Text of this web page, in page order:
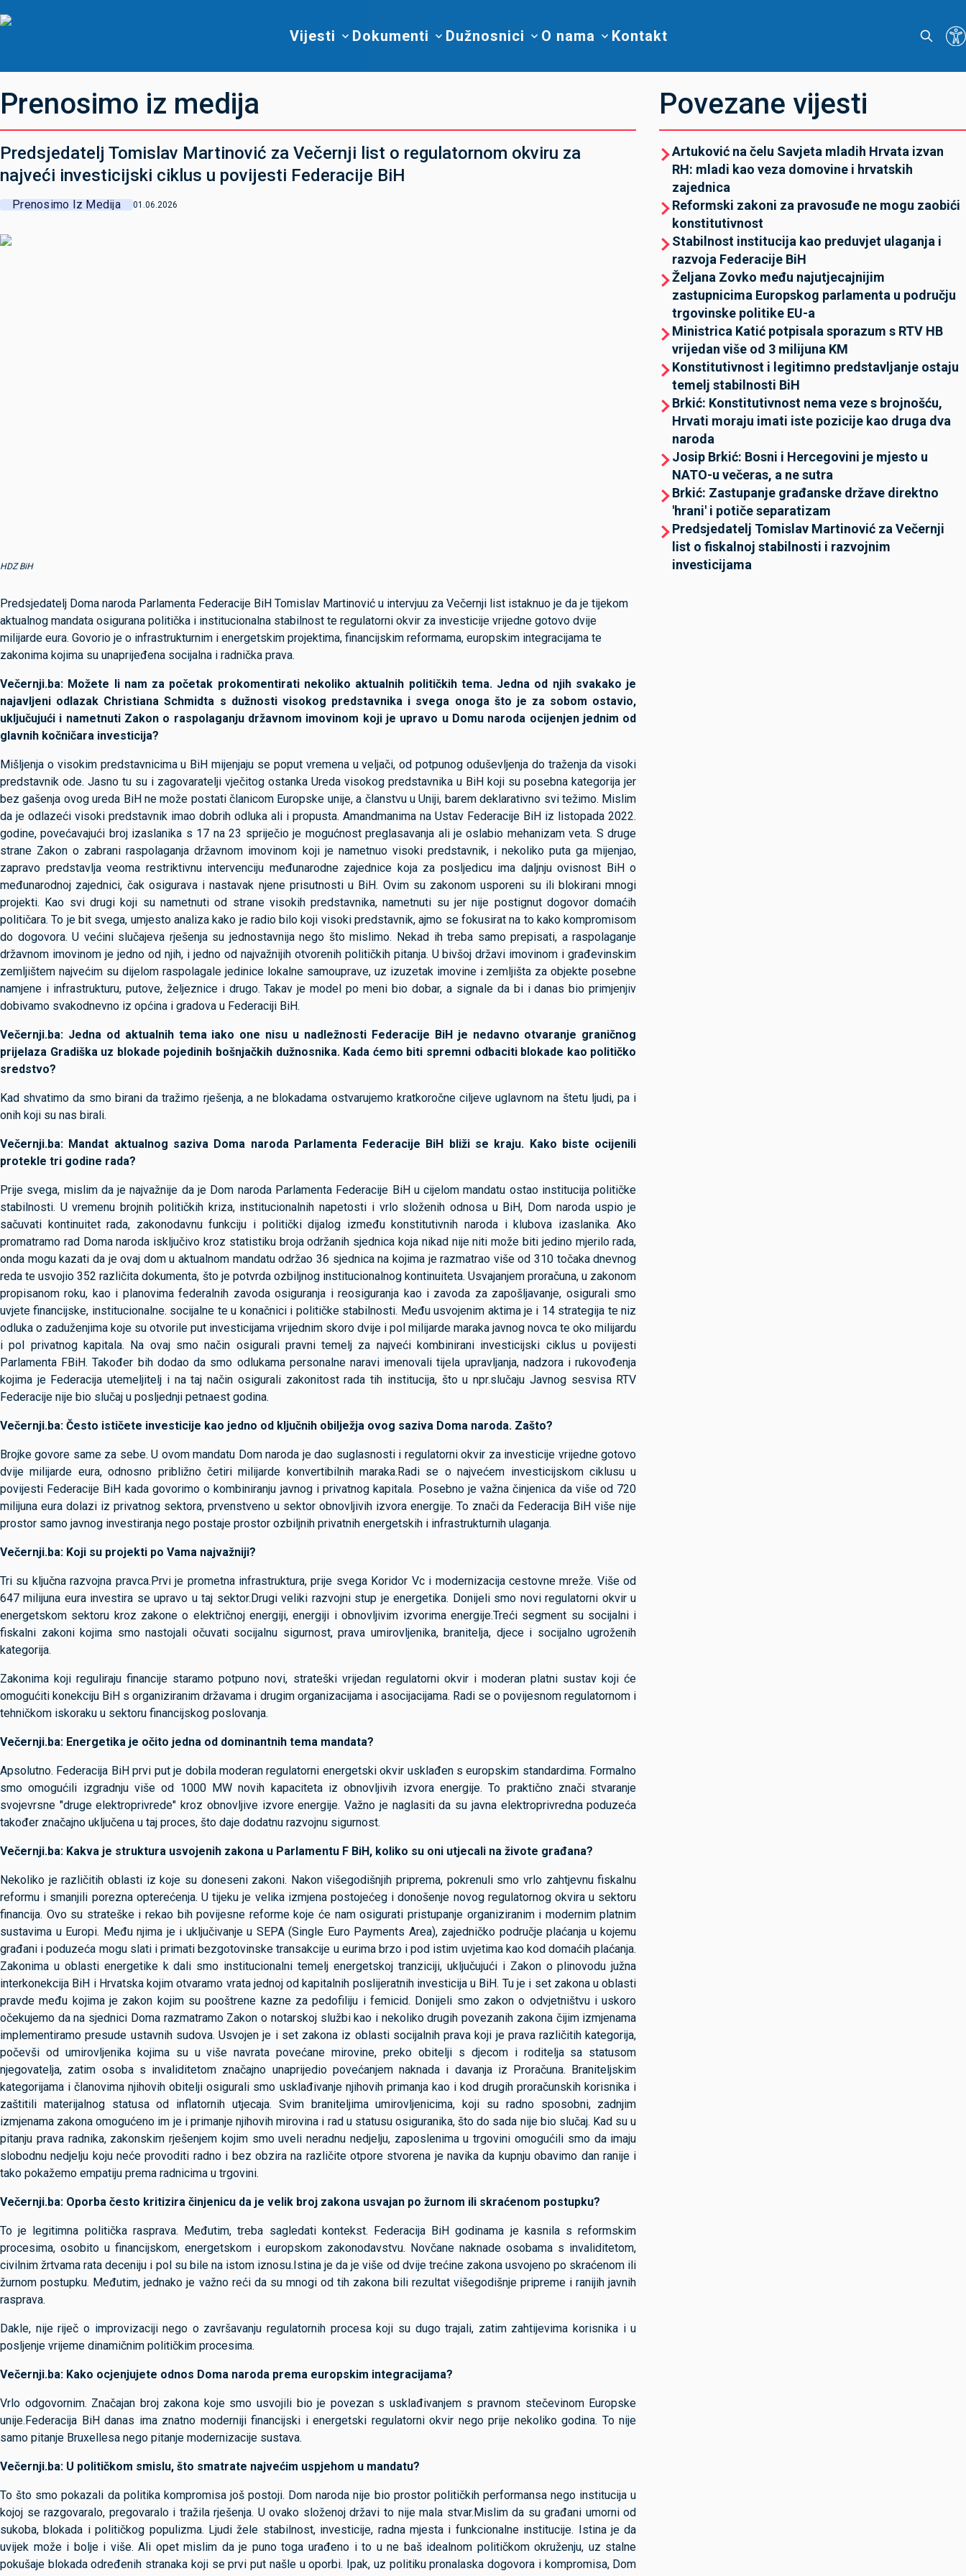
Vijesti Dokumenti Dužnosnici O nama Kontakt
Prenosimo iz medija
Predsjedatelj Tomislav Martinović za Večernji list o regulatornom okviru za
najveći investicijski ciklus u povijesti Federacije BiH
Prenosimo Iz Medija 01.06.2026
HDZ BiH
Predsjedatelj Doma naroda Parlamenta Federacije BiH Tomislav Martinović u intervjuu za Večernji list istaknuo je da je tijekom
aktualnog mandata osigurana politička i institucionalna stabilnost te regulatorni okvir za investicije vrijedne gotovo dvije
milijarde eura. Govorio je o infrastrukturnim i energetskim projektima, financijskim reformama, europskim integracijama te
zakonima kojima su unaprijeđena socijalna i radnička prava.
Večernji.ba: Možete li nam za početak prokomentirati nekoliko aktualnih političkih tema. Jedna od njih svakako je
najavljeni odlazak Christiana Schmidta s dužnosti visokog predstavnika i svega onoga što je za sobom ostavio,
uključujući i nametnuti Zakon o raspolaganju državnom imovinom koji je upravo u Domu naroda ocijenjen jednim od
glavnih kočničara investicija?
Mišljenja o visokim predstavnicima u BiH mijenjaju se poput vremena u veljači, od potpunog oduševljenja do traženja da visoki
predstavnik ode. Jasno tu su i zagovaratelji vječitog ostanka Ureda visokog predstavnika u BiH koji su posebna kategorija jer
bez gašenja ovog ureda BiH ne može postati članicom Europske unije, a članstvu u Uniji, barem deklarativno svi težimo. Mislim
da je odlazeći visoki predstavnik imao dobrih odluka ali i propusta. Amandmanima na Ustav Federacije BiH iz listopada 2022.
godine, povećavajući broj izaslanika s 17 na 23 spriječio je mogućnost preglasavanja ali je oslabio mehanizam veta. S druge
strane Zakon o zabrani raspolaganja državnom imovinom koji je nametnuo visoki predstavnik, i nekoliko puta ga mijenjao,
zapravo predstavlja veoma restriktivnu intervenciju međunarodne zajednice koja za posljedicu ima daljnju ovisnost BiH o
međunarodnoj zajednici, čak osigurava i nastavak njene prisutnosti u BiH. Ovim su zakonom usporeni su ili blokirani mnogi
projekti. Kao svi drugi koji su nametnuti od strane visokih predstavnika, nametnuti su jer nije postignut dogovor domaćih
političara. To je bit svega, umjesto analiza kako je radio bilo koji visoki predstavnik, ajmo se fokusirat na to kako kompromisom
do dogovora. U većini slučajeva rješenja su jednostavnija nego što mislimo. Nekad ih treba samo prepisati, a raspolaganje
državnom imovinom je jedno od njih, i jedno od najvažnijih otvorenih političkih pitanja. U bivšoj državi imovinom i građevinskim
zemljištem najvećim su dijelom raspolagale jedinice lokalne samouprave, uz izuzetak imovine i zemljišta za objekte posebne
namjene i infrastrukturu, putove, željeznice i drugo. Takav je model po meni bio dobar, a signale da bi i danas bio primjenjiv
dobivamo svakodnevno iz općina i gradova u Federaciji BiH.
Večernji.ba: Jedna od aktualnih tema iako one nisu u nadležnosti Federacije BiH je nedavno otvaranje graničnog
prijelaza Gradiška uz blokade pojedinih bošnjačkih dužnosnika. Kada ćemo biti spremni odbaciti blokade kao političko
sredstvo?
Kad shvatimo da smo birani da tražimo rješenja, a ne blokadama ostvarujemo kratkoročne ciljeve uglavnom na štetu ljudi, pa i
onih koji su nas birali.
Večernji.ba: Mandat aktualnog saziva Doma naroda Parlamenta Federacije BiH bliži se kraju. Kako biste ocijenili
protekle tri godine rada?
Prije svega, mislim da je najvažnije da je Dom naroda Parlamenta Federacije BiH u cijelom mandatu ostao institucija političke
stabilnosti. U vremenu brojnih političkih kriza, institucionalnih napetosti i vrlo složenih odnosa u BiH, Dom naroda uspio je
sačuvati kontinuitet rada, zakonodavnu funkciju i politički dijalog između konstitutivnih naroda i klubova izaslanika. Ako
promatramo rad Doma naroda isključivo kroz statistiku broja održanih sjednica koja nikad nije niti može biti jedino mjerilo rada,
onda mogu kazati da je ovaj dom u aktualnom mandatu održao 36 sjednica na kojima je razmatrao više od 310 točaka dnevnog
reda te usvojio 352 različita dokumenta, što je potvrda ozbiljnog institucionalnog kontinuiteta. Usvajanjem proračuna, u zakonom
propisanom roku, kao i planovima federalnih zavoda osiguranja i reosiguranja kao i zavoda za zapošljavanje, osigurali smo
uvjete financijske, institucionalne. socijalne te u konačnici i političke stabilnosti. Među usvojenim aktima je i 14 strategija te niz
odluka o zaduženjima koje su otvorile put investicijama vrijednim skoro dvije i pol milijarde maraka javnog novca te oko milijardu
i pol privatnog kapitala. Na ovaj smo način osigurali pravni temelj za najveći kombinirani investicijski ciklus u povijesti
Parlamenta FBiH. Također bih dodao da smo odlukama personalne naravi imenovali tijela upravljanja, nadzora i rukovođenja
kojima je Federacija utemeljitelj i na taj način osigurali zakonitost rada tih institucija, što u npr.slučaju Javnog sesvisa RTV
Federacije nije bio slučaj u posljednji petnaest godina.
Večernji.ba: Često ističete investicije kao jedno od ključnih obilježja ovog saziva Doma naroda. Zašto?
Brojke govore same za sebe. U ovom mandatu Dom naroda je dao suglasnosti i regulatorni okvir za investicije vrijedne gotovo
dvije milijarde eura, odnosno približno četiri milijarde konvertibilnih maraka.Radi se o najvećem investicijskom ciklusu u
povijesti Federacije BiH kada govorimo o kombiniranju javnog i privatnog kapitala. Posebno je važna činjenica da više od 720
milijuna eura dolazi iz privatnog sektora, prvenstveno u sektor obnovljivih izvora energije. To znači da Federacija BiH više nije
prostor samo javnog investiranja nego postaje prostor ozbiljnih privatnih energetskih i infrastrukturnih ulaganja.
Večernji.ba: Koji su projekti po Vama najvažniji?
Tri su ključna razvojna pravca.Prvi je prometna infrastruktura, prije svega Koridor Vc i modernizacija cestovne mreže. Više od
647 milijuna eura investira se upravo u taj sektor.Drugi veliki razvojni stup je energetika. Donijeli smo novi regulatorni okvir u
energetskom sektoru kroz zakone o električnoj energiji, energiji i obnovljivim izvorima energije.Treći segment su socijalni i
fiskalni zakoni kojima smo nastojali očuvati socijalnu sigurnost, prava umirovljenika, branitelja, djece i socijalno ugroženih
kategorija.
Zakonima koji reguliraju financije staramo potpuno novi, strateški vrijedan regulatorni okvir i moderan platni sustav koji će
omogućiti konekciju BiH s organiziranim državama i drugim organizacijama i asocijacijama. Radi se o povijesnom regulatornom i
tehničkom iskoraku u sektoru financijskog poslovanja.
Večernji.ba: Energetika je očito jedna od dominantnih tema mandata?
Apsolutno. Federacija BiH prvi put je dobila moderan regulatorni energetski okvir usklađen s europskim standardima. Formalno
smo omogućili izgradnju više od 1000 MW novih kapaciteta iz obnovljivih izvora energije. To praktično znači stvaranje
svojevrsne "druge elektroprivrede" kroz obnovljive izvore energije. Važno je naglasiti da su javna elektroprivredna poduzeća
također značajno uključena u taj proces, što daje dodatnu razvojnu sigurnost.
Večernji.ba: Kakva je struktura usvojenih zakona u Parlamentu F BiH, koliko su oni utjecali na živote građana?
Nekoliko je različitih oblasti iz koje su doneseni zakoni. Nakon višegodišnjih priprema, pokrenuli smo vrlo zahtjevnu fiskalnu
reformu i smanjili porezna opterećenja. U tijeku je velika izmjena postojećeg i donošenje novog regulatornog okvira u sektoru
financija. Ovo su strateške i rekao bih povijesne reforme koje će nam osigurati pristupanje organiziranim i modernim platnim
sustavima u Europi. Među njima je i uključivanje u SEPA (Single Euro Payments Area), zajedničko područje plaćanja u kojemu
građani i poduzeća mogu slati i primati bezgotovinske transakcije u eurima brzo i pod istim uvjetima kao kod domaćih plaćanja.
Zakonima u oblasti energetike k dali smo institucionalni temelj energetskoj tranziciji, uključujući i Zakon o plinovodu južna
interkonekcija BiH i Hrvatska kojim otvaramo vrata jednoj od kapitalnih poslijeratnih investicija u BiH. Tu je i set zakona u oblasti
pravde među kojima je zakon kojim su pooštrene kazne za pedofiliju i femicid. Donijeli smo zakon o odvjetništvu i uskoro
očekujemo da na sjednici Doma razmatramo Zakon o notarskoj službi kao i nekoliko drugih povezanih zakona čijim izmjenama
implementiramo presude ustavnih sudova. Usvojen je i set zakona iz oblasti socijalnih prava koji je prava različitih kategorija,
počevši od umirovljenika kojima su u više navrata povećane mirovine, preko obitelji s djecom i roditelja sa statusom
njegovatelja, zatim osoba s invaliditetom značajno unaprijedio povećanjem naknada i davanja iz Proračuna. Braniteljskim
kategorijama i članovima njihovih obitelji osigurali smo usklađivanje njihovih primanja kao i kod drugih proračunskih korisnika i
zaštitili materijalnog statusa od inflatornih utjecaja. Svim braniteljima umirovljenicima, koji su radno sposobni, zadnjim
izmjenama zakona omogućeno im je i primanje njihovih mirovina i rad u statusu osiguranika, što do sada nije bio slučaj. Kad su u
pitanju prava radnika, zakonskim rješenjem kojim smo uveli neradnu nedjelju, zaposlenima u trgovini omogućili smo da imaju
slobodnu nedjelju koju neće provoditi radno i bez obzira na različite otpore stvorena je navika da kupnju obavimo dan ranije i
tako pokažemo empatiju prema radnicima u trgovini.
Večernji.ba: Oporba često kritizira činjenicu da je velik broj zakona usvajan po žurnom ili skraćenom postupku?
To je legitimna politička rasprava. Međutim, treba sagledati kontekst. Federacija BiH godinama je kasnila s reformskim
procesima, osobito u financijskom, energetskom i europskom zakonodavstvu. Novčane naknade osobama s invaliditetom,
civilnim žrtvama rata deceniju i pol su bile na istom iznosu.Istina je da je više od dvije trećine zakona usvojeno po skraćenom ili
žurnom postupku. Međutim, jednako je važno reći da su mnogi od tih zakona bili rezultat višegodišnje pripreme i ranijih javnih
rasprava.
Dakle, nije riječ o improvizaciji nego o završavanju regulatornih procesa koji su dugo trajali, zatim zahtijevima korisnika i u
posljenje vrijeme dinamičnim političkim procesima.
Večernji.ba: Kako ocjenjujete odnos Doma naroda prema europskim integracijama?
Vrlo odgovornim. Značajan broj zakona koje smo usvojili bio je povezan s usklađivanjem s pravnom stečevinom Europske
unije.Federacija BiH danas ima znatno moderniji financijski i energetski regulatorni okvir nego prije nekoliko godina. To nije
samo pitanje Bruxellesa nego pitanje modernizacije sustava.
Večernji.ba: U političkom smislu, što smatrate najvećim uspjehom u mandatu?
To što smo pokazali da politika kompromisa još postoji. Dom naroda nije bio prostor političkih performansa nego institucija u
kojoj se razgovaralo, pregovaralo i tražila rješenja. U ovako složenoj državi to nije mala stvar.Mislim da su građani umorni od
sukoba, blokada i političkog populizma. Ljudi žele stabilnost, investicije, radna mjesta i funkcionalne institucije. Istina je da
uvijek može i bolje i više. Ali opet mislim da je puno toga urađeno i to u ne baš idealnom političkom okruženju, uz stalne
pokušaje blokada određenih stranaka koji se prvi put našle u oporbi. Ipak, uz politiku pronalaska dogovora i kompromisa, Dom
Povezane vijesti
Artuković na čelu Savjeta mladih Hrvata izvan
RH: mladi kao veza domovine i hrvatskih
zajednica
Reformski zakoni za pravosuđe ne mogu zaobići
konstitutivnost
Stabilnost institucija kao preduvjet ulaganja i
razvoja Federacije BiH
Željana Zovko među najutjecajnijim
zastupnicima Europskog parlamenta u području
trgovinske politike EU-a
Ministrica Katić potpisala sporazum s RTV HB
vrijedan više od 3 milijuna KM
Konstitutivnost i legitimno predstavljanje ostaju
temelj stabilnosti BiH
Brkić: Konstitutivnost nema veze s brojnošću,
Hrvati moraju imati iste pozicije kao druga dva
naroda
Josip Brkić: Bosni i Hercegovini je mjesto u
NATO-u večeras, a ne sutra
Brkić: Zastupanje građanske države direktno
'hrani' i potiče separatizam
Predsjedatelj Tomislav Martinović za Večernji
list o fiskalnoj stabilnosti i razvojnim
investicijama